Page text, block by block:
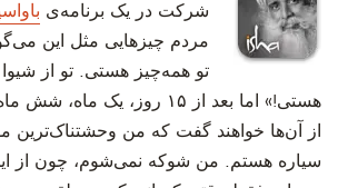
شرکت در یک برنامه‌ی
مردم چیزهایی مثل این
تو همه‌چیز هستی. تو از
هستی!» اما بعد از ۱۵ روز، یک
از آن‌ها خواهند گفت که من وحشتناک‌ترین
سیاره هستم. من شوکه نمی‌شوم، چون از